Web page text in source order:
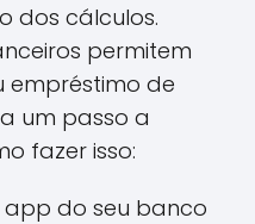
dos cálculos.
permitem
empréstimo de
um passo a
fazer isso:
app do seu banco